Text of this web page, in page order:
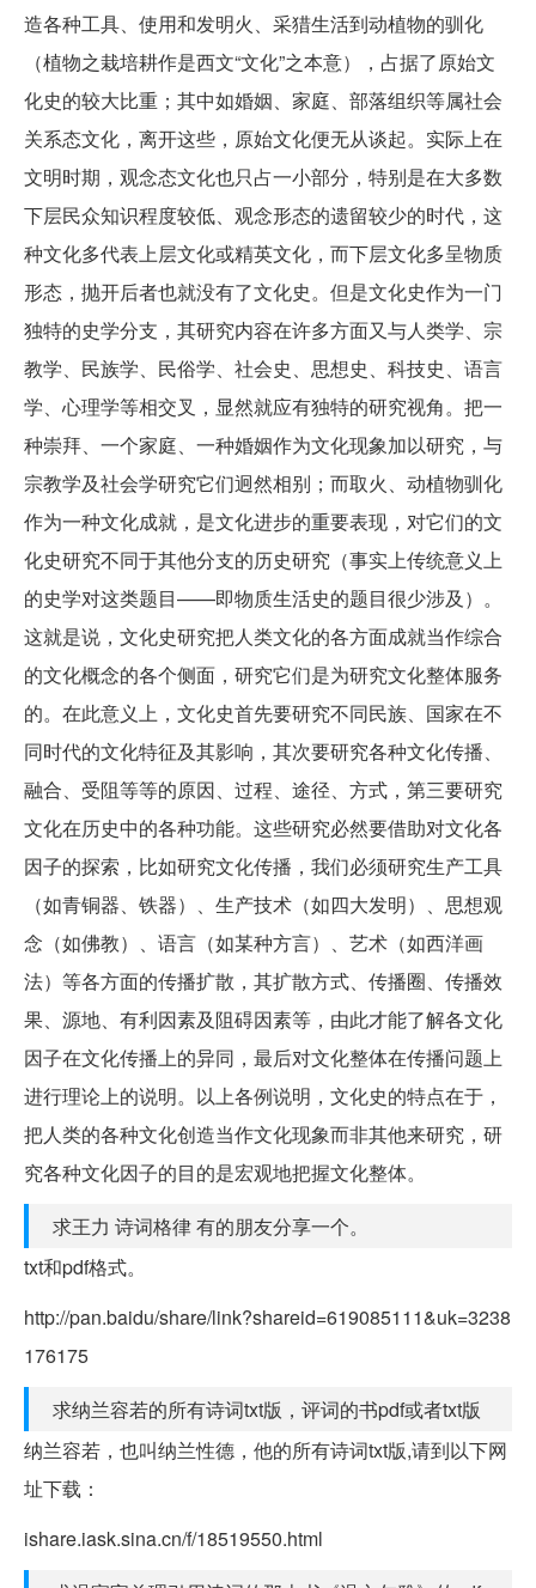
造各种工具、使用和发明火、采猎生活到动植物的驯化
（植物之栽培耕作是西文“文化”之本意），占据了原始文
化史的较大比重；其中如婚姻、家庭、部落组织等属社会
关系态文化，离开这些，原始文化便无从谈起。实际上在
文明时期，观念态文化也只占一小部分，特别是在大多数
下层民众知识程度较低、观念形态的遗留较少的时代，这
种文化多代表上层文化或精英文化，而下层文化多呈物质
形态，抛开后者也就没有了文化史。但是文化史作为一门
独特的史学分支，其研究内容在许多方面又与人类学、宗
教学、民族学、民俗学、社会史、思想史、科技史、语言
学、心理学等相交叉，显然就应有独特的研究视角。把一
种崇拜、一个家庭、一种婚姻作为文化现象加以研究，与
宗教学及社会学研究它们迥然相别；而取火、动植物驯化
作为一种文化成就，是文化进步的重要表现，对它们的文
化史研究不同于其他分支的历史研究（事实上传统意义上
的史学对这类题目——即物质生活史的题目很少涉及）。
这就是说，文化史研究把人类文化的各方面成就当作综合
的文化概念的各个侧面，研究它们是为研究文化整体服务
的。在此意义上，文化史首先要研究不同民族、国家在不
同时代的文化特征及其影响，其次要研究各种文化传播、
融合、受阻等等的原因、过程、途径、方式，第三要研究
文化在历史中的各种功能。这些研究必然要借助对文化各
因子的探索，比如研究文化传播，我们必须研究生产工具
（如青铜器、铁器）、生产技术（如四大发明）、思想观
念（如佛教）、语言（如某种方言）、艺术（如西洋画
法）等各方面的传播扩散，其扩散方式、传播圈、传播效
果、源地、有利因素及阻碍因素等，由此才能了解各文化
因子在文化传播上的异同，最后对文化整体在传播问题上
进行理论上的说明。以上各例说明，文化史的特点在于，
把人类的各种文化创造当作文化现象而非其他来研究，研
究各种文化因子的目的是宏观地把握文化整体。
求王力 诗词格律 有的朋友分享一个。
txt和pdf格式。
http://pan.baidu/share/link?shareid=619085111&uk=3238
176175
求纳兰容若的所有诗词txt版，评词的书pdf或者txt版
纳兰容若，也叫纳兰性德，他的所有诗词txt版,请到以下网
址下载：
ishare.iask.sina.cn/f/18519550.html